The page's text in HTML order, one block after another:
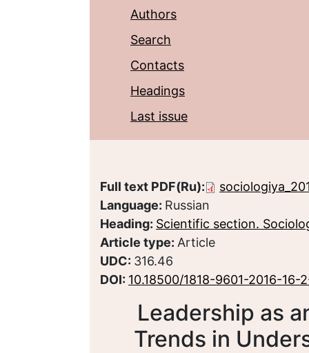
Authors
Search
Contacts
Headings
Last issue
Full text PDF(Ru):
Language: Russian
Heading: Scientific section.
Article type: Article
UDC: 316.46
DOI: 10.18500/1818-9601-2016-16-
Leadership as
Trends in